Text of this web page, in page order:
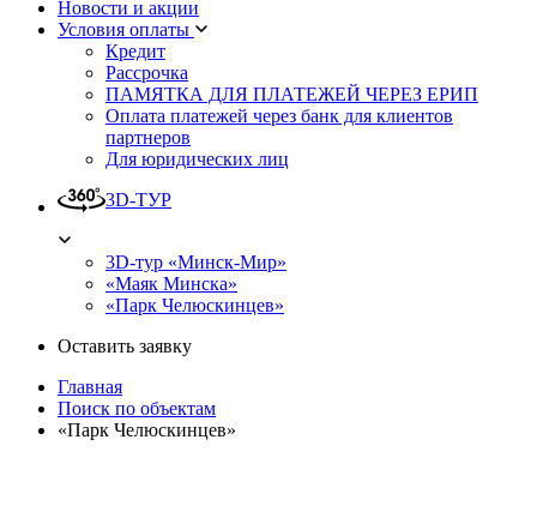
Новости и акции
Условия оплаты
Кредит
Рассрочка
ПАМЯТКА ДЛЯ ПЛАТЕЖЕЙ ЧЕРЕЗ ЕРИП
Оплата платежей через банк для клиентов
партнеров
Для юридических лиц
3D-ТУР
3D-тур «Минск-Мир»
«Маяк Минска»
«Парк Челюскинцев»
Оставить заявку
Главная
Поиск по объектам
«Парк Челюскинцев»